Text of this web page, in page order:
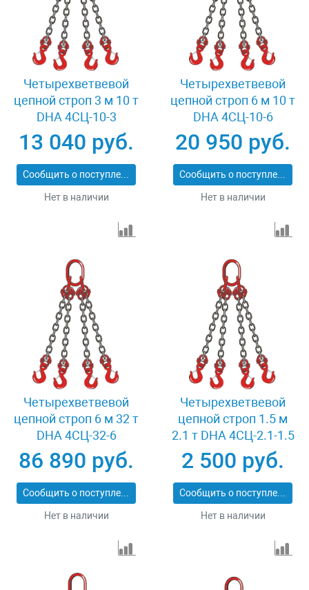
Четырехветвевой
цепной строп 3 м 10 т
DHA 4СЦ-10-3
13 040 руб.
Сообщить о поступлении
Нет в наличии
Четырехветвевой
цепной строп 6 м 10 т
DHA 4СЦ-10-6
20 950 руб.
Сообщить о поступлении
Нет в наличии
Четырехветвевой
цепной строп 6 м 32 т
DHA 4СЦ-32-6
86 890 руб.
Сообщить о поступлении
Нет в наличии
Четырехветвевой
цепной строп 1.5 м
2.1 т DHA 4СЦ-2.1-1.5
2 500 руб.
Сообщить о поступлении
Нет в наличии